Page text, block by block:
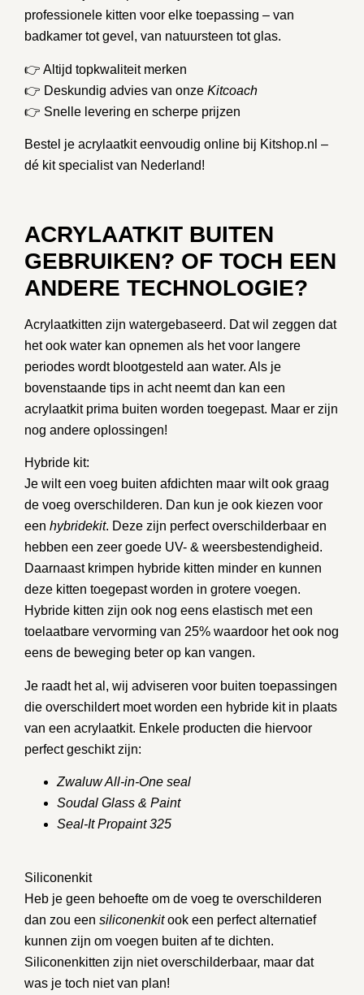
professionele kitten voor elke toepassing – van
badkamer tot gevel, van natuursteen tot glas.
👉 Altijd topkwaliteit merken
👉 Deskundig advies van onze Kitcoach
👉 Snelle levering en scherpe prijzen
Bestel je acrylaatkit eenvoudig online bij Kitshop.nl –
dé kit specialist van Nederland!
ACRYLAATKIT BUITEN
GEBRUIKEN? OF TOCH EEN
ANDERE TECHNOLOGIE?
Acrylaatkitten zijn watergebaseerd. Dat wil zeggen dat
het ook water kan opnemen als het voor langere
periodes wordt blootgesteld aan water. Als je
bovenstaande tips in acht neemt dan kan een
acrylaatkit prima buiten worden toegepast. Maar er zijn
nog andere oplossingen!
Hybride kit:
Je wilt een voeg buiten afdichten maar wilt ook graag
de voeg overschilderen. Dan kun je ook kiezen voor
een hybridekit. Deze zijn perfect overschilderbaar en
hebben een zeer goede UV- & weersbestendigheid.
Daarnaast krimpen hybride kitten minder en kunnen
deze kitten toegepast worden in grotere voegen.
Hybride kitten zijn ook nog eens elastisch met een
toelaatbare vervorming van 25% waardoor het ook nog
eens de beweging beter op kan vangen.
Je raadt het al, wij adviseren voor buiten toepassingen
die overschildert moet worden een hybride kit in plaats
van een acrylaatkit. Enkele producten die hiervoor
perfect geschikt zijn:
Zwaluw All-in-One seal
Soudal Glass & Paint
Seal-It Propaint 325
Siliconenkit
Heb je geen behoefte om de voeg te overschilderen
dan zou een siliconenkitook een perfect alternatief
kunnen zijn om voegen buiten af te dichten.
Siliconenkitten zijn niet overschilderbaar, maar dat
was je toch niet van plan!